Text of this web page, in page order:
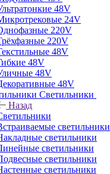
48V
24V
220V
220V
48V
48V
48V
48V
Светильники
Назад
светильники
светильники
светильники
светильники
светильники